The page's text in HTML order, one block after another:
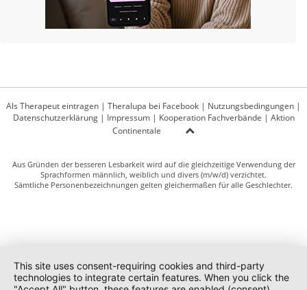
Als Therapeut eintragen | Theralupa bei Facebook | Nutzungsbedingungen |
Datenschutzerklärung| Impressum| Kooperation Fachverbände | Aktion
Continentale
Aus Gründen der besseren Lesbarkeit wird auf die gleichzeitige Verwendung der
Sprachformen männlich, weiblich und divers (m/w/d) verzichtet.
Sämtliche Personenbezeichnungen gelten gleichermaßen für alle Geschlechter.
This site uses consent-requiring cookies and third-party
technologies to integrate certain features. When you click the